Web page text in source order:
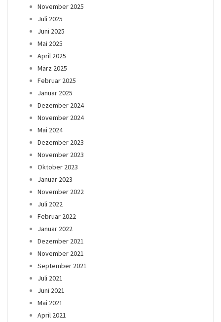
November 2025
Juli 2025
Juni 2025
Mai 2025
April 2025
März 2025
Februar 2025
Januar 2025
Dezember 2024
November 2024
Mai 2024
Dezember 2023
November 2023
Oktober 2023
Januar 2023
November 2022
Juli 2022
Februar 2022
Januar 2022
Dezember 2021
November 2021
September 2021
Juli 2021
Juni 2021
Mai 2021
April 2021